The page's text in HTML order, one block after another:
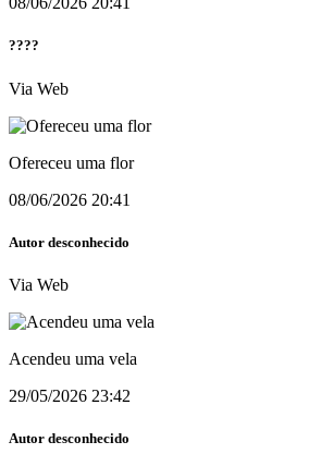
????
Via Web
Ofereceu uma flor
08/06/2026 20:41
Autor desconhecido
Via Web
Acendeu uma vela
29/05/2026 23:42
Autor desconhecido